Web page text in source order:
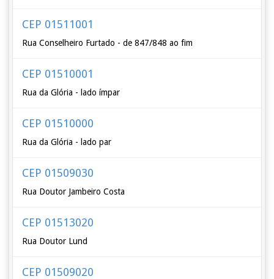
CEP 01511001
Rua Conselheiro Furtado - de 847/848 ao fim
CEP 01510001
Rua da Glória - lado ímpar
CEP 01510000
Rua da Glória - lado par
CEP 01509030
Rua Doutor Jambeiro Costa
CEP 01513020
Rua Doutor Lund
CEP 01509020